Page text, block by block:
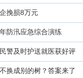
挽损8万元
防汛应急综合演练
警及时护送就医获好评
换成别的树？答案来了